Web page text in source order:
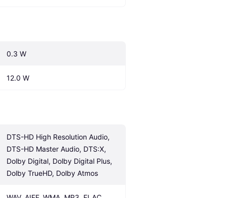
0.3 W
12.0 W
DTS-HD High Resolution Audio,
DTS-HD Master Audio, DTS:X,
Dolby Digital, Dolby Digital Plus,
Dolby TrueHD, Dolby Atmos